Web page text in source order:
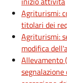
Agriturismi:
titolari dei
Agriturismi:
modifica
Allevamento